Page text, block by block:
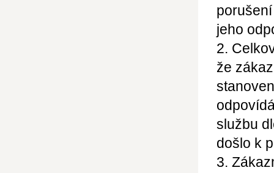
jeho
2.
že
službu
došlo k
3.